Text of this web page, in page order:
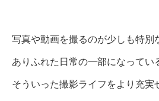
写真や動画を撮るのが少しも特別
ありふれた日常の一部になってい
そういった撮影ライフをより充実